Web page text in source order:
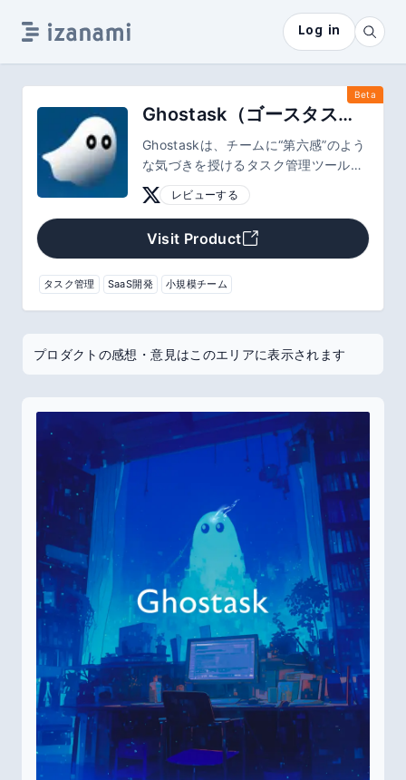
Log in
Beta
Ghostask（ゴースタスク）
Ghostaskは、チームに“第六感”のよう
な気づきを授けるタスク管理ツールで
す。今まで見えなかった「助けてくれ
るお化け」が、見えるようになる。タ
スク管理に費やしていた時間を、創造
を実現するための時間に変える。
レビューする
Visit Product
タスク管理 SaaS開発 小規模チーム
プロダクトの感想・意見はこのエリアに表示されます